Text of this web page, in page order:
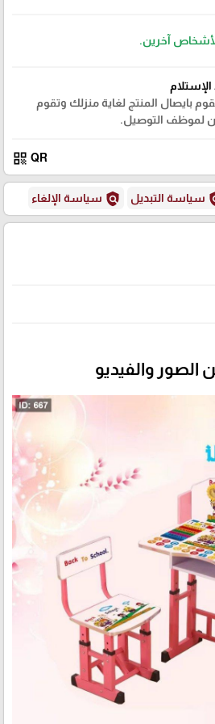
لأشخاص آخرين.
بايصال المنتج لغاية منزلك وتقوم
لموظف التوصيل.
QR
qr_code
سياسة التبديل policy سياسة الإلغاء
الصور والفيديو